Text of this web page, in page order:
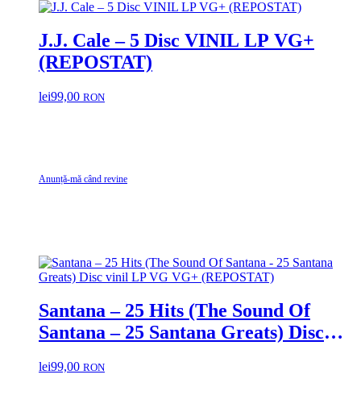
J.J. Cale – 5 Disc VINIL LP VG+
(REPOSTAT)
lei99,00 RON
Anunță-mă când revine
Santana – 25 Hits (The Sound Of
Santana – 25 Santana Greats) Disc
lei99,00 RON